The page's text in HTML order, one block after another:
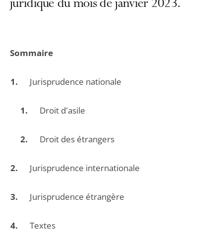
juridique du mois de janvier 2023.
Sommaire
Jurisprudence nationale
Droit d'asile
Droit des étrangers
Jurisprudence internationale
Jurisprudence étrangère
Textes